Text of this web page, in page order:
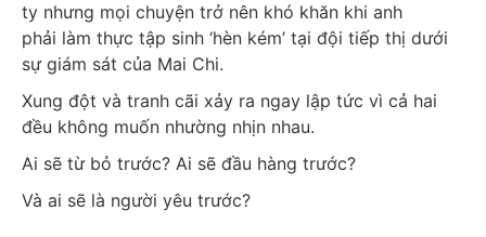
ty nhưng mọi chuyện trở nên khó khăn khi anh
phải làm thực tập sinh ‘hèn kém’ tại đội tiếp thị dưới
sự giám sát của Mai Chi.
Xung đột và tranh cãi xảy ra ngay lập tức vì cả hai
đều không muốn nhường nhịn nhau.
Ai sẽ từ bỏ trước? Ai sẽ đầu hàng trước?
Và ai sẽ là người yêu trước?